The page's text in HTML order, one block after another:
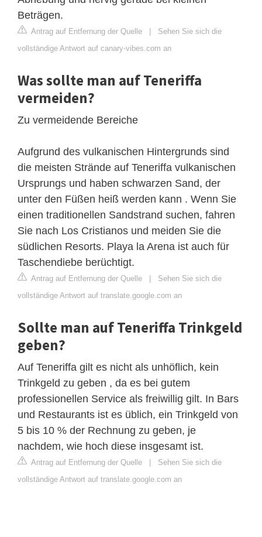
Beträgen.
Antrag auf Entfernung der Quelle | Sehen Sie sich die
vollständige Antwort auf canary-vibes.com an
Was sollte man auf Teneriffa
vermeiden?
Zu vermeidende Bereiche
Aufgrund des vulkanischen Hintergrunds sind
die meisten Strände auf Teneriffa vulkanischen
Ursprungs und haben schwarzen Sand, der
unter den Füßen heiß werden kann . Wenn Sie
einen traditionellen Sandstrand suchen, fahren
Sie nach Los Cristianos und meiden Sie die
südlichen Resorts. Playa la Arena ist auch für
Taschendiebe berüchtigt.
Antrag auf Entfernung der Quelle | Sehen Sie sich die
vollständige Antwort auf translate.google.com an
Sollte man auf Teneriffa Trinkgeld
geben?
Auf Teneriffa gilt es nicht als unhöflich, kein
Trinkgeld zu geben , da es bei gutem
professionellen Service als freiwillig gilt. In Bars
und Restaurants ist es üblich, ein Trinkgeld von
5 bis 10 % der Rechnung zu geben, je
nachdem, wie hoch diese insgesamt ist.
Antrag auf Entfernung der Quelle | Sehen Sie sich die
vollständige Antwort auf translate.google.com an